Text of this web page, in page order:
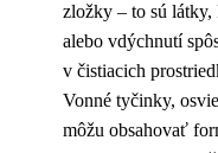
zložky – to sú látky,
alebo vdýchnutí
v čistiacich
Vonné tyčinky,
môžu obsahovať